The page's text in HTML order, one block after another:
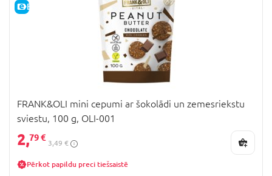
E-CENA
FRANK&OLI mini cepumi ar šokolādi un zemesriekstu
sviestu, 100 g, OLI-001
2,79 €
3,49 €
Pērkot papildu preci tiešsaistē